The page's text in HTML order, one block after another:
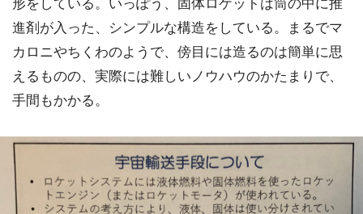
進剤が入った、シンプルな構造をしている。まるでマ
カロニやちくわのようで、傍目には造るのは簡単に思
えるものの、実際には難しいノウハウのかたまりで、
手間もかかる。